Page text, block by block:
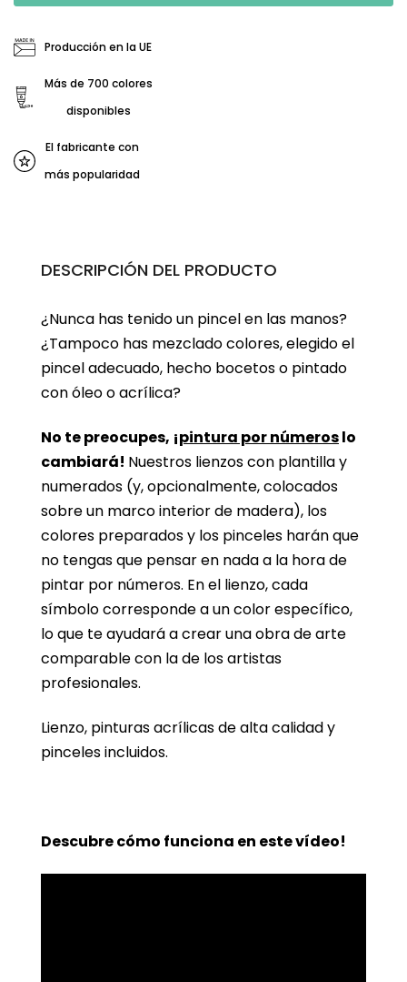
Producción en la UE
Más de 700 colores
disponibles
El fabricante con
más popularidad
DESCRIPCIÓN DEL PRODUCTO
¿Nunca has tenido un pincel en las manos?
¿Tampoco has mezclado colores, elegido el
pincel adecuado, hecho bocetos o pintado
con óleo o acrílica?
No te preocupes, ¡pintura por númeroslo
cambiará! Nuestros lienzos con plantilla y
numerados (y, opcionalmente, colocados
sobre un marco interior de madera), los
colores preparados y los pinceles harán que
no tengas que pensar en nada a la hora de
pintar por números. En el lienzo, cada
símbolo corresponde a un color específico,
lo que te ayudará a crear una obra de arte
comparable con la de los artistas
profesionales.
Lienzo, pinturas acrílicas de alta calidad y
pinceles incluidos.
Descubre cómo funciona en este vídeo!